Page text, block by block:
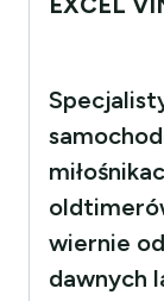
wiernie
dawnych